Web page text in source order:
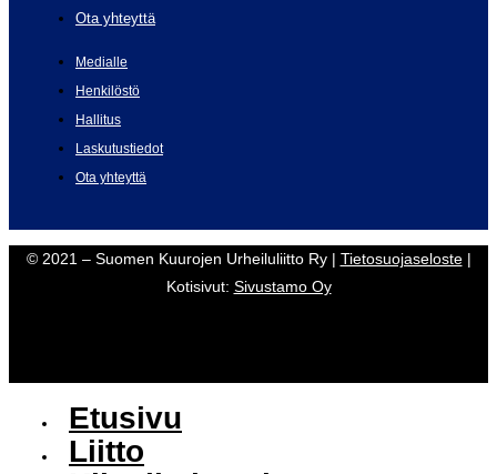
Ota yhteyttä
Medialle
Henkilöstö
Hallitus
Laskutustiedot
Ota yhteyttä
© 2021 – Suomen Kuurojen Urheiluliitto Ry | Tietosuojaseloste|
Kotisivut: Sivustamo Oy
Etusivu
Liitto